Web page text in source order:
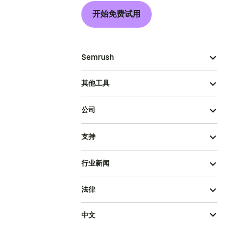
开始免费试用
Semrush
其他工具
公司
支持
行业新闻
法律
中文